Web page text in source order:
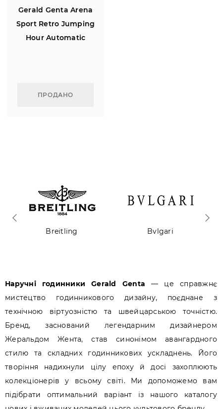
Gerald Genta Arena
Sport Retro Jumping
Hour Automatic
ПРОДАНО
Breitling Bvlgari
Наручні годинники Gerald Genta — це справжнє
мистецтво годинникового дизайну, поєднане з
технічною віртуозністю та швейцарською точністю.
Бренд, заснований легендарним дизайнером
Жеральдом Жента, став синонімом авангардного
стилю та складних годинникових ускладнень. Його
творіння надихнули цілу епоху й досі захоплюють
колекціонерів у всьому світі. Ми допоможемо вам
підібрати оптимальний варіант із нашого каталогу